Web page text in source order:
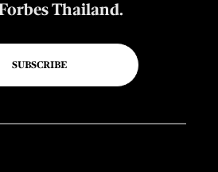
Thailand.
SUBSCRIBE